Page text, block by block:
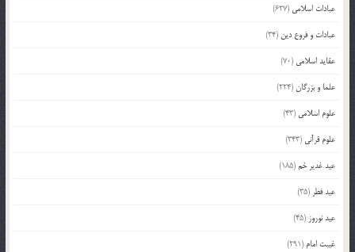
عبادات اسلامی (627)
عبادات و فروع دین (34)
عقاید اسلامی (70)
علما و بزرگان(224)
علوم اسلامی (43)
علوم قرآنی (343)
عید غدیر خم(185)
عید فطر (35)
عید نوروز (45)
غیبت امام (291)